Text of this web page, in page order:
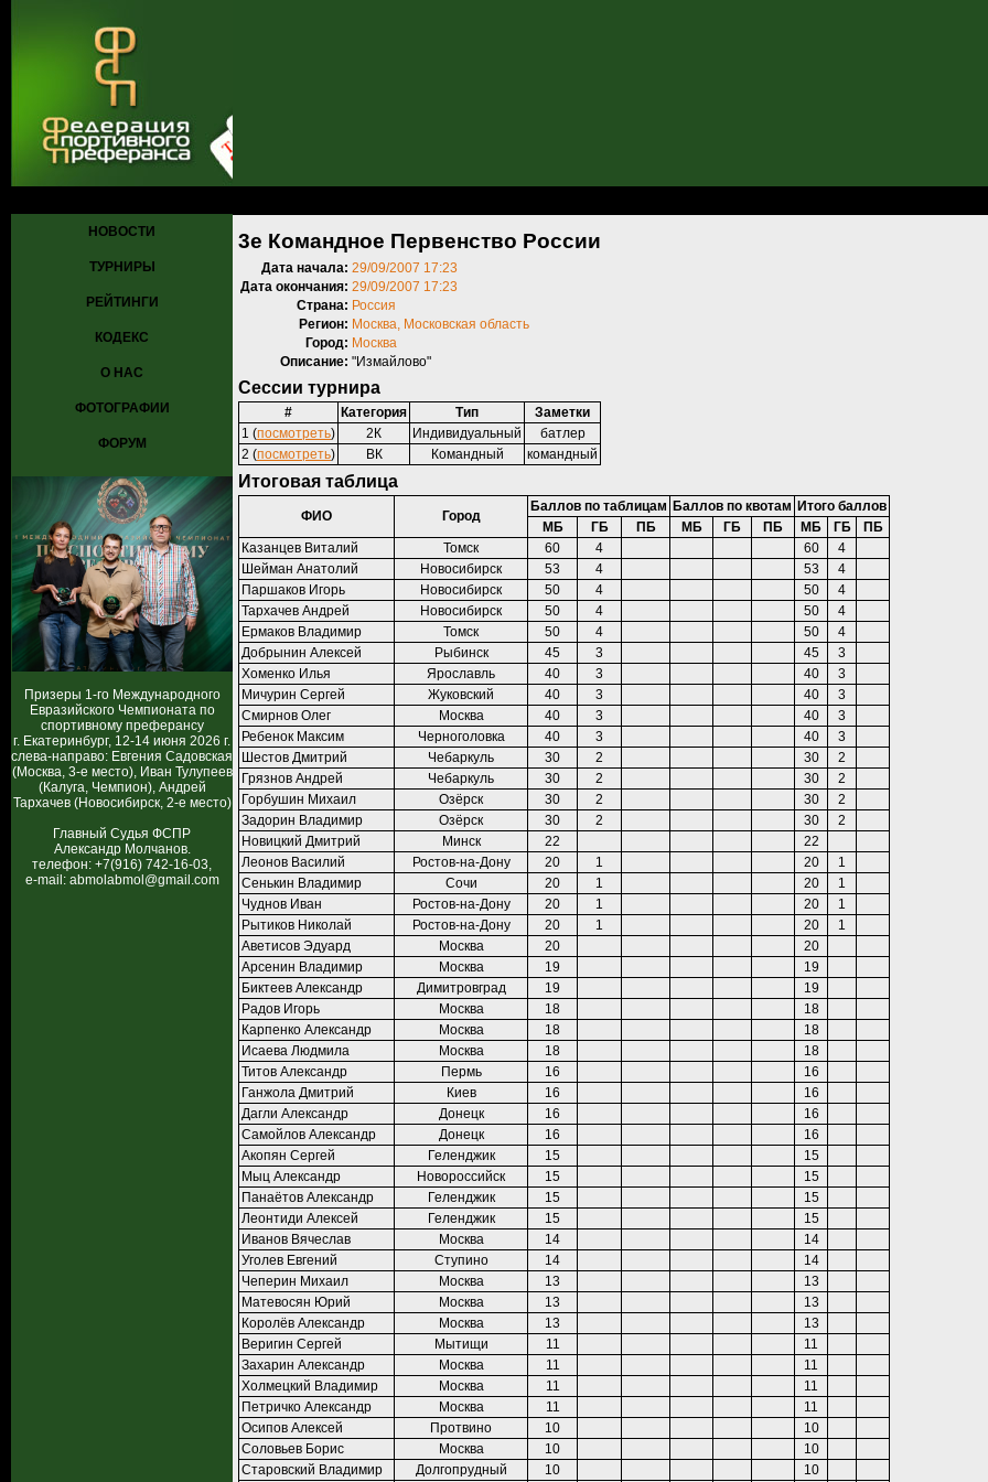
НОВОСТИ
ТУРНИРЫ
РЕЙТИНГИ
КОДЕКС
О НАС
ФОТОГРАФИИ
ФОРУМ
Призеры 1-го Международного
Евразийского Чемпионата по
спортивному преферансу
г. Екатеринбург, 12-14 июня 2026 г.
слева-направо: Евгения Садовская
(Москва, 3-е место), Иван Тулупеев
(Калуга, Чемпион), Андрей
Тархачев (Новосибирск, 2-е место)
Главный Судья ФСПР
Александр Молчанов.
телефон: +7(916) 742-16-03,
e-mail: abmolabmol@gmail.com
3е Командное Первенство России
Дата начала: 29/09/2007 17:23
Дата окончания: 29/09/2007 17:23
Страна: Россия
Регион: Москва, Московская область
Город: Москва
Описание: "Измайлово"
Сессии турнира
# Категория Тип
Заметки
1 (посмотреть) 2К Индивидуальный
батлер
2 (посмотреть) ВК Командный командный
Итоговая таблица
ФИО Город
Баллов по таблицам Баллов по квотам Итого баллов
МБ
ГБ ПБ МБ ГБ ПБ МБ ГБ
ПБ
Казанцев Виталий
Томск 60 4 60
4
Шейман Анатолий
Новосибирск 53 4 53
4
Паршаков Игорь
Новосибирск 50 4 50
4
Тархачев Андрей
Новосибирск 50 4 50
4
Ермаков Владимир
Томск 50 4 50
4
Добрынин Алексей
Рыбинск 45 3 45
3
Хоменко Илья
Ярославль 40 3 40
3
Мичурин Сергей
Жуковский 40 3 40
3
Смирнов Олег
Москва 40 3 40
3
Ребенок Максим
Черноголовка 40 3 40
3
Шестов Дмитрий
Чебаркуль 30 2 30
2
Грязнов Андрей
Чебаркуль 30 2 30
2
Горбушин Михаил
Озёрск 30 2 30
2
Задорин Владимир
Озёрск 30 2 30
2
Новицкий Дмитрий
Минск 22
22
Леонов Василий
Ростов-на-Дону 20 1 20
1
Сенькин Владимир
Сочи 20 1 20
1
Чуднов Иван
Ростов-на-Дону 20 1 20
1
Рытиков Николай
Ростов-на-Дону 20 1 20
1
Аветисов Эдуард
Москва 20
20
Арсенин Владимир
Москва 19
19
Биктеев Александр
Димитровград 19
19
Радов Игорь
Москва 18
18
Карпенко Александр
Москва 18
18
Исаева Людмила
Москва 18
18
Титов Александр
Пермь 16
16
Ганжола Дмитрий
Киев 16
16
Дагли Александр
Донецк 16
16
Самойлов Александр
Донецк 16
16
Акопян Сергей
Геленджик 15
15
Мыц Александр
Новороссийск 15
15
Панаётов Александр
Геленджик 15
15
Леонтиди Алексей
Геленджик 15
15
Иванов Вячеслав
Москва 14
14
Уголев Евгений
Ступино 14
14
Чеперин Михаил
Москва 13
13
Матевосян Юрий
Москва 13
13
Королёв Александр
Москва 13
13
Веригин Сергей
Мытищи 11
11
Захарин Александр
Москва 11
11
Холмецкий Владимир
Москва 11
11
Петричко Александр
Москва 11
11
Осипов Алексей
Протвино 10
10
Соловьев Борис
Москва 10
10
Старовский Владимир
Долгопрудный 10 10